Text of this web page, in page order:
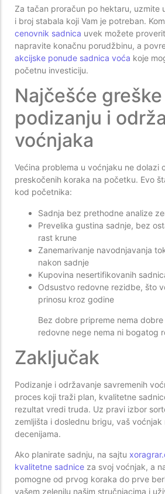
Za tačan proračun po hektaru, uzmite
i broj stabala koji Vam je potreban.
cenovnik sadnica uvek možete
napravite konačnu porudžbinu, a
akcijske ponude sadnica voća koje
početnu investiciju.
Najčešće
podizanju i
voćnjaka
Većina problema u voćnjaku ne dolazi
preskočenih koraka na početku. Evo
kod početnika:
Sadnja bez prethodne analize
Prevelika gustina sadnje, bez
rast krune
Zanemarivanje navodnjavanja
nakon sadnje
Kupovina nesertifikovanih
Odsustvo redovne rezidbe, što
prinosu kroz godine
Bez dobre pripreme nema
redovne nege nema ni bogatog
Zaključak
Podizanje i održavanje savremenih
proces koji traži plan, kvalitetne
rezultat vredi truda. Uz pravi izbor
zemljišta i doslednu brigu, vaš voćnjak
decenijama.
Ako planirate sadnju, na sajtu
kvalitetne sadnice za svoj voćnjak, a
pomogne od prvog koraka do prve
vašem zelenilu našim stručnjacima i